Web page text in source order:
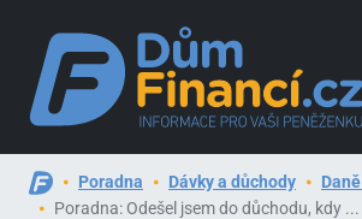
Poradna Dávky a důchody
Poradna: Odešel jsem do důchodu, kdy ...